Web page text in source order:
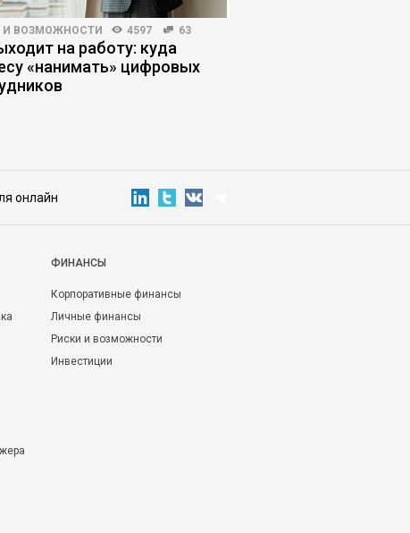
И ВОЗМОЖНОСТИ 4597 63
на работу: куда
«нанимать» цифровых
онлайн
ФИНАНСЫ
Корпоративные финансы
Личные финансы
Риски и возможности
Инвестиции